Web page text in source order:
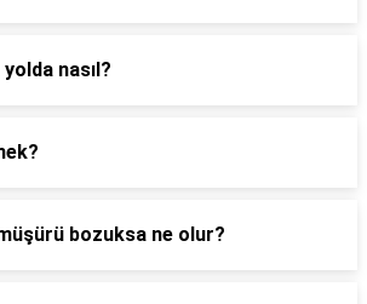
nasıl?
bozuksa ne olur?